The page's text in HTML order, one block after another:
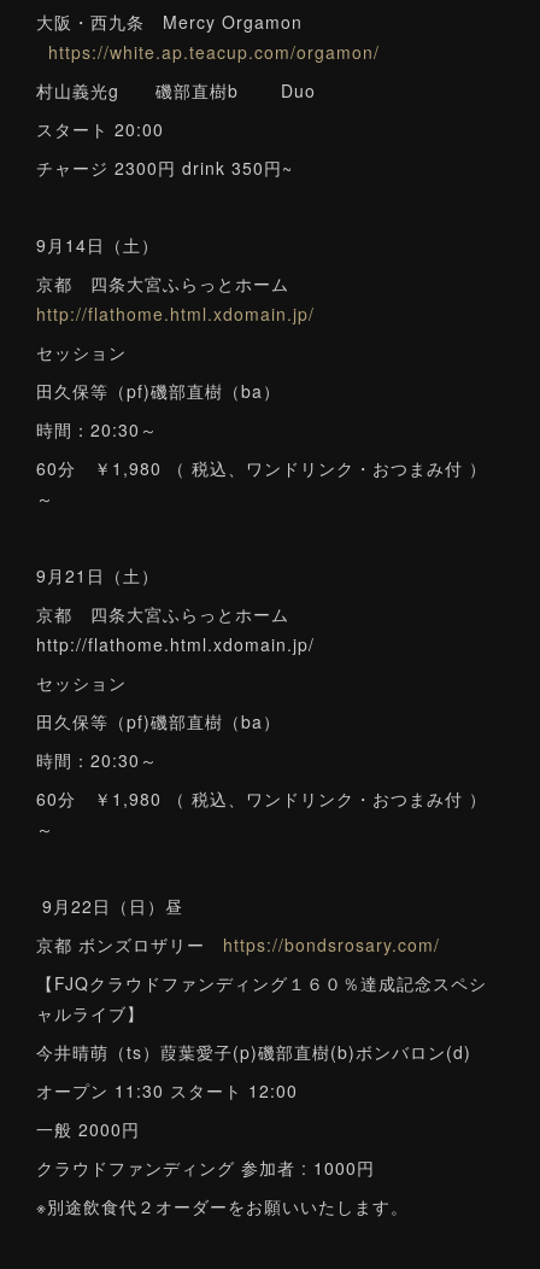
大阪・西九条 Mercy Orgamon
https://white.ap.teacup.com/orgamon/
村山義光g 磯部直樹b Duo
スタート 20:00
チャージ 2300円 drink 350円~
9月14日（土）
京都 四条大宮ふらっとホーム
http://flathome.html.xdomain.jp/
セッション
田久保等（pf)磯部直樹（ba）
時間：20:30～
60分 ￥1,980 （ 税込、ワンドリンク・おつまみ付 ）
～
9月21日（土）
京都 四条大宮ふらっとホーム
http://flathome.html.xdomain.jp/
セッション
田久保等（pf)磯部直樹（ba）
時間：20:30～
60分 ￥1,980 （ 税込、ワンドリンク・おつまみ付 ）
～
9月22日（日）昼
京都 ボンズロザリー https://bondsrosary.com/
【FJQクラウドファンディング１６０％達成記念スペシ
ャルライブ】
今井晴萌（ts）葭葉愛子(p)磯部直樹(b)ボンバロン(d)
オープン 11:30 スタート 12:00
一般 2000円
クラウドファンディング 参加者 : 1000円
※別途飲食代２オーダーをお願いいたします。